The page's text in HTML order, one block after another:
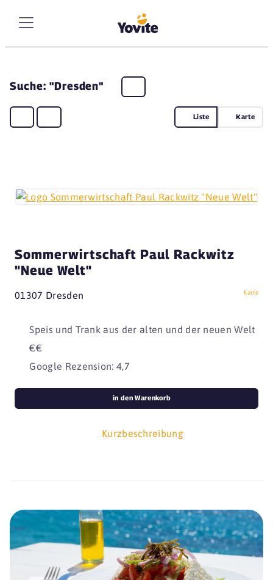
Suche: "Dresden"
Liste Karte
Sommerwirtschaft Paul Rackwitz
"Neue Welt"
01307 Dresden Karte
Speis und Trank aus der alten und der neuen Welt
€€
Google Rezension: 4,7
Kurzbeschreibung
in den Warenkorb